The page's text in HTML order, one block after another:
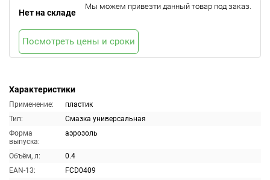
Характеристики
Применение:
пластик
Тип:
Смазка универсальная
Форма
выпуска:
аэрозоль
Объём, л:
0.4
EAN-13:
FCD0409
Нет на складе
Мы можем привезти данный товар под заказ.
Посмотреть цены и сроки